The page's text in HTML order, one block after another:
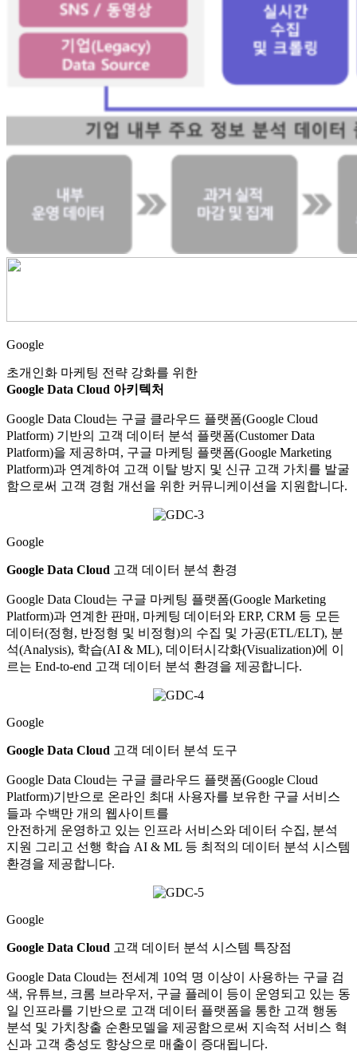
Google
초개인화 마케팅 전략 강화를 위한
Google Data Cloud 아키텍처
Google Data Cloud는 구글 클라우드 플랫폼(Google Cloud
Platform) 기반의 고객 데이터 분석 플랫폼(Customer Data
Platform)을 제공하며, 구글 마케팅 플랫폼(Google Marketing
Platform)과 연계하여 고객 이탈 방지 및 신규 고객 가치를 발굴
함으로써 고객 경험 개선을 위한 커뮤니케이션을 지원합니다.
Google
Google Data Cloud 고객 데이터 분석 환경
Google Data Cloud는 구글 마케팅 플랫폼(Google Marketing
Platform)과 연계한 판매, 마케팅 데이터와 ERP, CRM 등 모든
데이터(정형, 반정형 및 비정형)의 수집 및 가공(ETL/ELT), 분
석(Analysis), 학습(AI & ML), 데이터시각화(Visualization)에 이
르는 End-to-end 고객 데이터 분석 환경을 제공합니다.
Google
Google Data Cloud 고객 데이터 분석 도구
Google Data Cloud는 구글 클라우드 플랫폼(Google Cloud
Platform)기반으로 온라인 최대 사용자를 보유한 구글 서비스
들과 수백만 개의 웹사이트를
안전하게 운영하고 있는 인프라 서비스와 데이터 수집, 분석
지원 그리고 선행 학습 AI & ML 등 최적의 데이터 분석 시스템
환경을 제공합니다.
Google
Google Data Cloud 고객 데이터 분석 시스템 특장점
Google Data Cloud는 전세계 10억 명 이상이 사용하는 구글 검
색, 유튜브, 크롬 브라우저, 구글 플레이 등이 운영되고 있는 동
일 인프라를 기반으로 고객 데이터 플랫폼을 통한 고객 행동
분석 및 가치창출 순환모델을 제공함으로써 지속적 서비스 혁
신과 고객 충성도 향상으로 매출이 증대됩니다.